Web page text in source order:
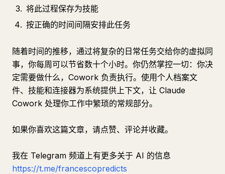
将此过程保存为技能
按正确的时间间隔安排此任务
随着时间的推移，通过将复杂的日常任务交给你的虚拟同
事，你每周可以节省数十个小时。你仍然掌控一切：你决
定需要做什么，Cowork 负责执行。使用个人档案文
件、技能和连接器为系统提供上下文，让 Claude
Cowork 处理你工作中繁琐的常规部分。
如果你喜欢这篇文章，请点赞、评论并收藏。
我在 Telegram 频道上有更多关于 AI 的信息
https://t.me/francescopredicts